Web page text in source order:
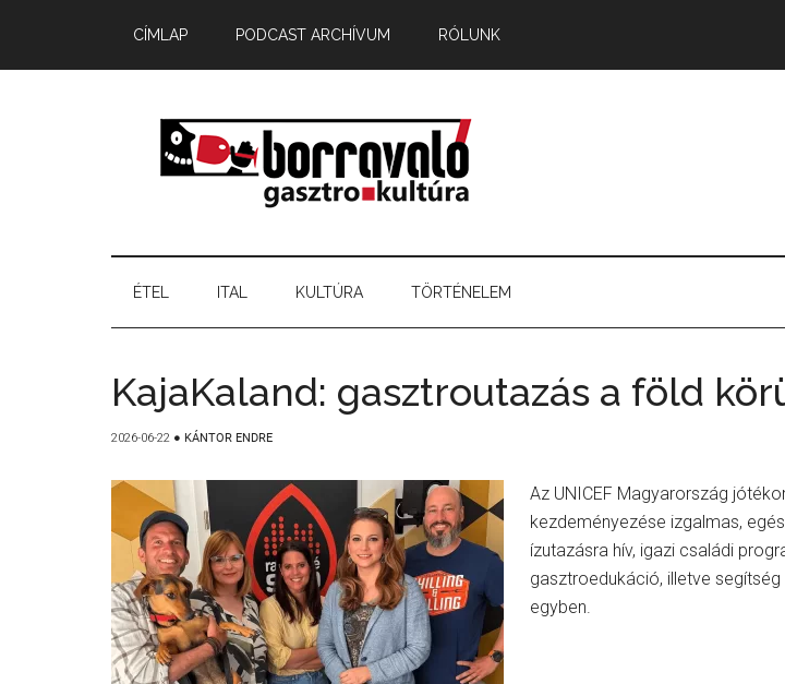
CÍMLAP PODCAST ARCHÍVUM RÓLUNK
ÉTEL ITAL KULTÚRA TÖRTÉNELEM
KajaKaland: gasztroutazás a föld
2026-06-22 ● KÁNTOR ENDRE
Az UNICEF Magyarország
kezdeményezése izgalmas,
ízutazásra hív, igazi családi
gasztroedukáció, illetve
egyben.